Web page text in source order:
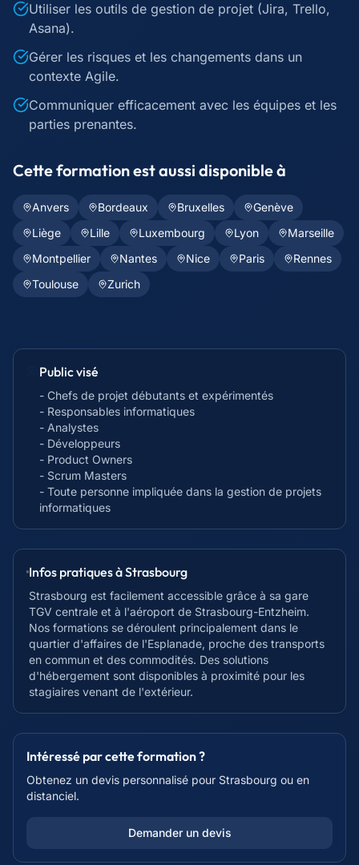
Utiliser les outils de gestion de projet (Jira, Trello,
Asana).
Gérer les risques et les changements dans un
contexte Agile.
Communiquer efficacement avec les équipes et les
parties prenantes.
Cette formation est aussi disponible à
Anvers Bordeaux Bruxelles
Genève
Liège
Lille Luxembourg Lyon
Marseille
Montpellier
Nantes Nice Paris
Rennes
Toulouse
Zurich
Public visé
- Chefs de projet débutants et expérimentés
- Responsables informatiques
- Analystes
- Développeurs
- Product Owners
- Scrum Masters
- Toute personne impliquée dans la gestion de projets
informatiques
Infos pratiques àStrasbourg
Strasbourg est facilement accessible grâce à sa gare
TGV centrale et à l'aéroport de Strasbourg-Entzheim.
Nos formations se déroulent principalement dans le
quartier d'affaires de l'Esplanade, proche des transports
en commun et des commodités. Des solutions
d'hébergement sont disponibles à proximité pour les
stagiaires venant de l'extérieur.
Intéressé par cette formation ?
Obtenez un devis personnalisé pour Strasbourg ou en
distanciel.
Demander un devis